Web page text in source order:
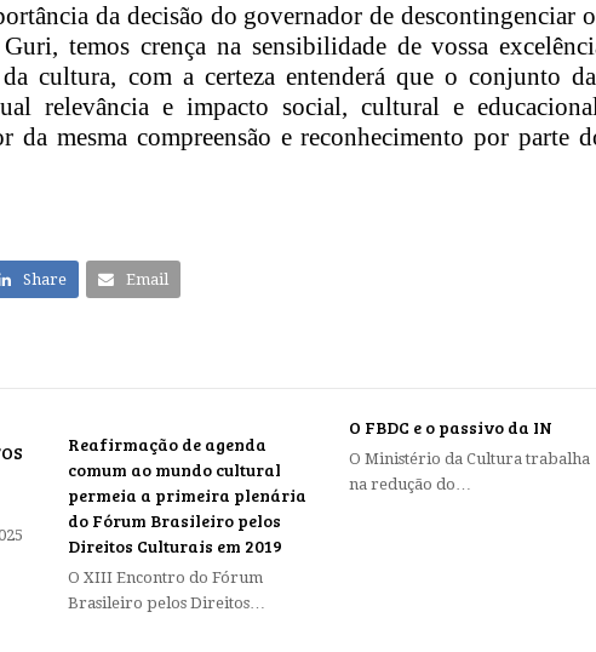
da decisão do governador de descontingenciar
temos crença na sensibilidade de vossa
cultura, com a certeza entenderá que o conjunto
relevância e impacto social, cultural e
da mesma compreensão e reconhecimento por parte
Share Email
Reafirmação de agenda
comum ao mundo cultural
permeia a primeira plenária
do Fórum Brasileiro pelos
Direitos Culturais em 2019
O XIII Encontro do Fórum
Brasileiro pelos Direitos…
O FBDC e o passivo da IN
O Ministério da Cultura trabalha
na redução do…